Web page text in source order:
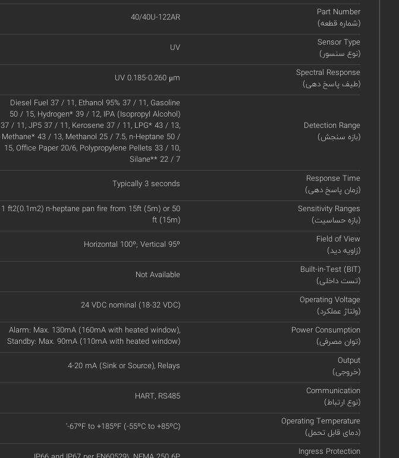
Part Number
(شماره قطعه)
40/40U-122AR
Sensor Type
(نوع سنسور)
UV
Spectral Response
(طیف پاسخ دهی)
UV 0.185-0.260 μm
Detection Range
(بازه سنجش)
Diesel Fuel 37 / 11, Ethanol 95% 37 / 11, Gasoline
50 / 15, Hydrogen* 39 / 12, IPA (Isopropyl Alcohol)
37 / 11, JP5 37 / 11, Kerosene 37 / 11, LPG* 43 / 13,
Methane* 43 / 13, Methanol 25 / 7.5, n-Heptane 50 /
15, Office Paper 20/6, Polypropylene Pellets 33 / 10,
Silane** 22 / 7
Response Time
(زمان پاسخ دهی)
Typically 3 seconds
Sensitivity Ranges
(بازه حساسیت)
1 ft2(0.1m2) n-heptane pan fire from 15ft (5m) or 50
ft (15m)
Field of View
(زاویه دید)
Horizontal 100º; Vertical 95º
Built-in-Test (BIT)
(تست داخلی)
Not Available
Operating Voltage
(ولتاژ عملکرد)
24 VDC nominal (18-32 VDC)
Power Consumption
(توان مصرفی)
Alarm: Max. 130mA (160mA with heated window),
Standby: Max. 90mA (110mA with heated window)
Output
(خروجی)
4-20 mA (Sink or Source), Relays
Communication
(نوع ارتباط)
HART, RS485
Operating Temperature
(دمای قابل تحمل)
'-67ºF to +185ºF (-55ºC to +85ºC)
Ingress Protection